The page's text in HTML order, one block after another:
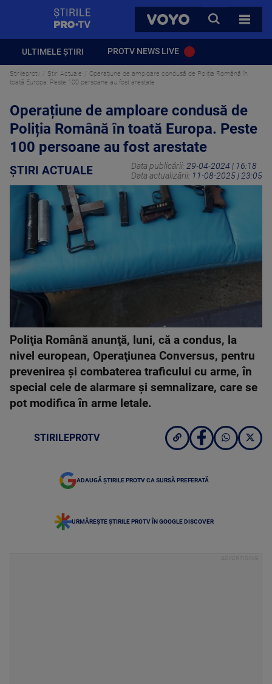
VOYO
CAUTA
TOATE
ULTIMELE ȘTIRI PROTV NEWS LIVE
Stirileprotv Știri Actuale
Operațiune de amploare condusă de Poliția Română în
toată Europa. Peste 100 persoane au fost arestate
Operațiune de amploare condusă de
Poliția Română în toată Europa. Peste
100 persoane au fost arestate
ȘTIRI ACTUALE Data publicării: 29-04-2024 | 16:18
Data actualizării: 11-08-2025 | 23:05
Poliţia Română anunţă, luni, că a condus, la
nivel european, Operaţiunea Conversus, pentru
prevenirea şi combaterea traficului cu arme, în
special cele de alarmare şi semnalizare, care se
pot modifica în arme letale.
STIRILEPROTV
ADAUGĂ ȘTIRILE PROTV CA SURSĂ PREFERATĂ
URMĂREȘTE ȘTIRILE PROTV ÎN GOOGLE DISCOVER